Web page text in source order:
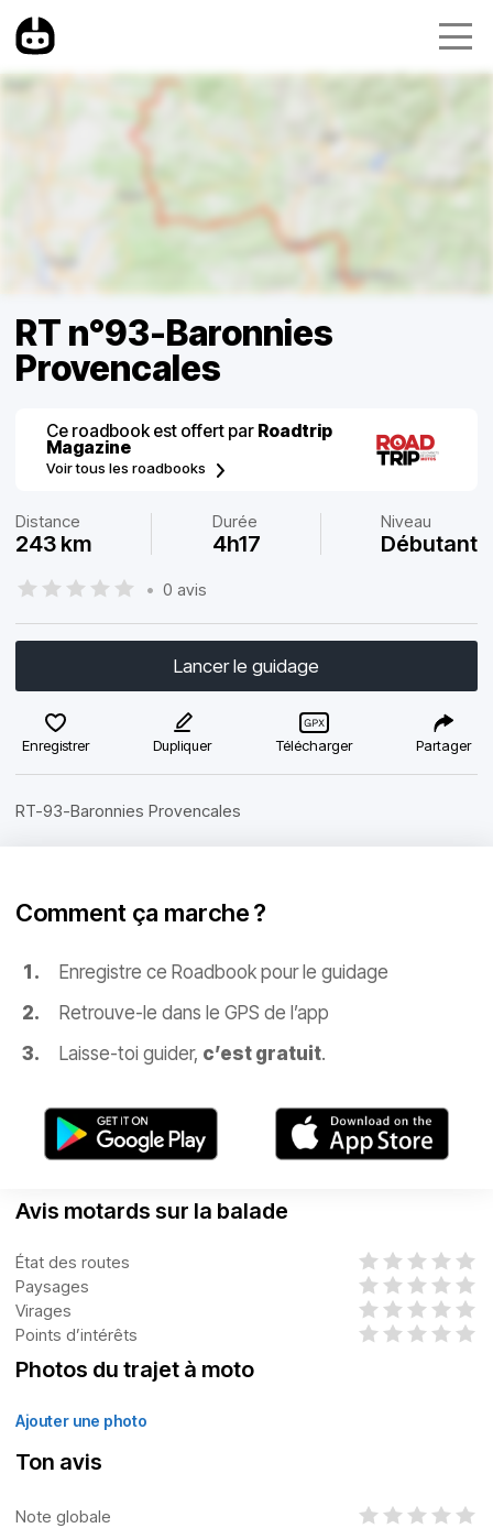
RT n°93-Baronnies
Provencales
Ce roadbook est offert par Roadtrip
Magazine
Voir tous les roadbooks
Distance
243 km
Durée
4h17
Niveau
Débutant
• 0 avis
Lancer le guidage
Enregistrer Dupliquer Télécharger Partager
RT-93-Baronnies Provencales
Comment ça marche ?
Enregistre ce Roadbook pour le guidage
Retrouve-le dans le GPS de l’app
Laisse-toi guider, c’est gratuit.
Avis motards sur la balade
État des routes
Paysages
Virages
Points d’intérêts
Photos du trajet à moto
Ajouter une photo
Ton avis
Note globale